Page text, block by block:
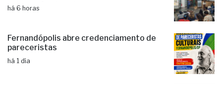
há 6 horas
Fernandópolis abre credenciamento de
pareceristas
há 1 dia